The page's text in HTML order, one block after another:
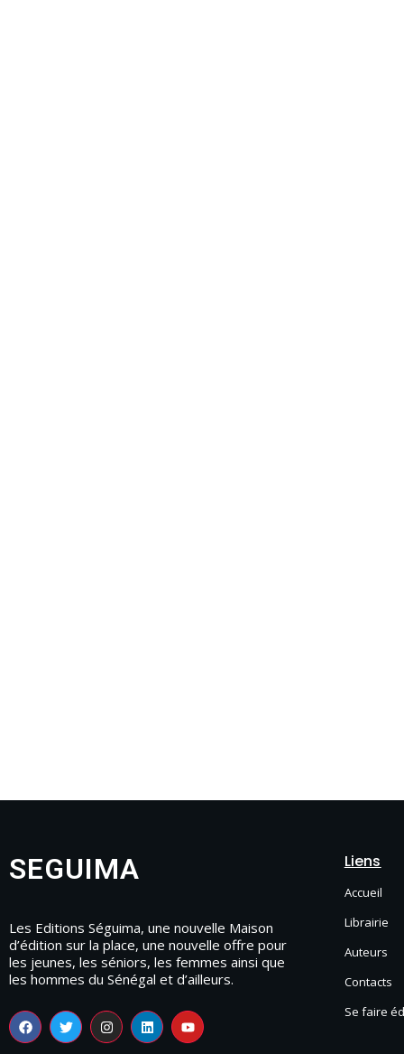
SEGUIMA
Les Editions Séguima, une nouvelle Maison
d’édition sur la place, une nouvelle offre pour
les jeunes, les séniors, les femmes ainsi que
les hommes du Sénégal et d’ailleurs.
Liens
Accueil
Librairie
Auteurs
Contacts
Se faire